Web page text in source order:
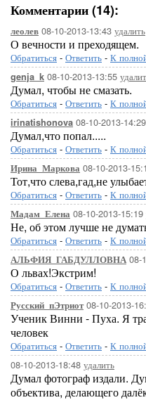
Комментарии (14):
леолев 08-10-2013-13:43 удалить
О вечности и преходящем.
Обратиться - Ответить - К
genja_k 08-10-2013-13:55
Думал, чтобы не смазать.
Обратиться - Ответить - К
irinatishonova 08-10-2013-14:29
Думал,что попал.....
Обратиться - Ответить - К
Ирина_Маркова 08-10-2013-
Тот,что слева,гад,не
Обратиться - Ответить - К
Мадам_Елена 08-10-2013-15:19
Не, об этом лучше не
Обратиться - Ответить - К
АЛЬФИЯ_ГАБДУЛЛОВНА 08-
О львах!Экстрим!
Обратиться - Ответить - К
Русский_пЭтриот08-10-2013-
Ученик Винни - Пуха. Я
человек
Обратиться - Ответить - К
08-10-2013-18:48 удалить
Думал фотограф издали.
объектива, делающего